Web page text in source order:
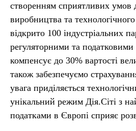
створенням сприятливих умов
виробництва та
відкрито 100 індустріальних
регуляторними та
компенсує до 30% вартості
також забезпечуємо
увага приділяється
унікальний режим Дія.Сіті з
податками в Європі сприяє